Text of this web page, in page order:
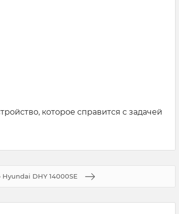
которое справится с задачей
DHY 14000SE